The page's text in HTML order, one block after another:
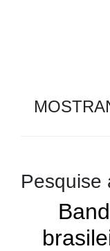
Pesquise